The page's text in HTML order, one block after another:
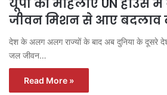
जीवन मिशन से आए बदलाव
देश के अलग अलग राज्यों के बाद अब दुनिया के दूसरे
जल जीवन…
Read More »